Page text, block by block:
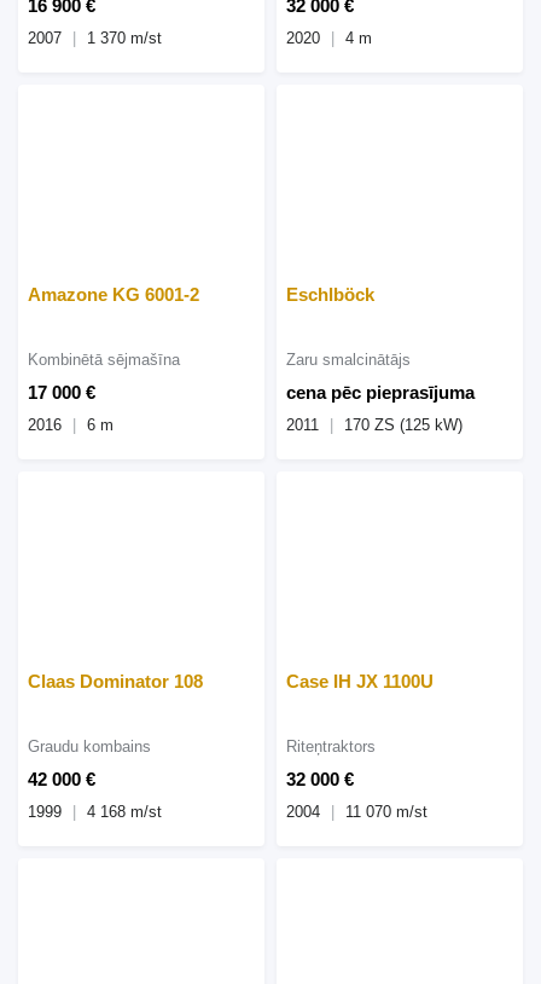
16 900 €
2007 1 370 m/st
32 000 €
2020 4 m
Amazone KG 6001-2
17 000 €
Kombinētā sējmašīna
2016 6 m
Eschlböck
cena pēc pieprasījuma
Zaru smalcinātājs
2011 170 ZS (125 kW)
Claas Dominator 108
42 000 €
Graudu kombains
1999 4 168 m/st
Case IH JX 1100U
32 000 €
Riteņtraktors
2004 11 070 m/st